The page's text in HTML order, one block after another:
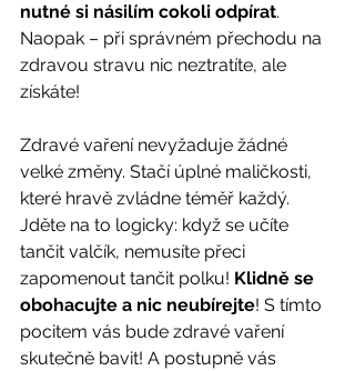
nutné si násilím cokoli odpírat.
Naopak – při správném přechodu na
zdravou stravu nic neztratíte, ale
získáte!
Zdravé vaření nevyžaduje žádné
velké změny. Stačí úplné maličkosti,
které hravě zvládne téměř každý.
Jděte na to logicky: když se učíte
tančit valčík, nemusíte přeci
zapomenout tančit polku! Klidně se
obohacujte a nic neubírejte! S tímto
pocitem vás bude zdravé vaření
skutečně bavit! A postupně vás